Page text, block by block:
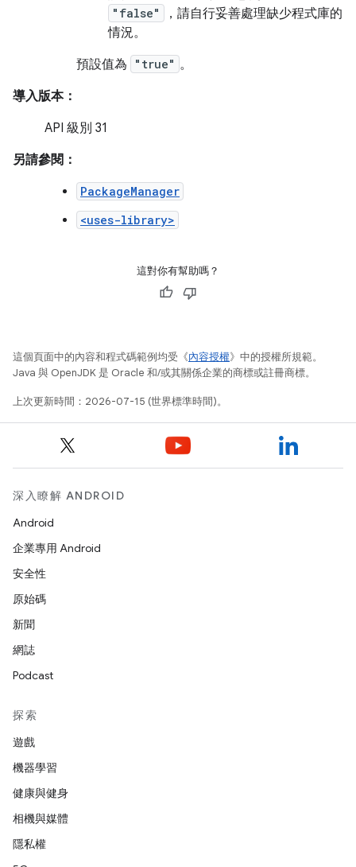
"false"
，請自行妥善處理缺少程式庫的
情況。
預設值為
"true" 。
導入版本：
API 級別 31
另請參閱：
PackageManager
<uses-library>
這對你有幫助嗎？
這個頁面中的內容和程式碼範例均受《內容授權》中的授權所規範。
Java 與 OpenJDK 是 Oracle 和/或其關係企業的商標或註冊商標。
上次更新時間：2026-07-15 (世界標準時間)。
深入瞭解 ANDROID
Android
企業專用 Android
安全性
原始碼
新聞
網誌
Podcast
探索
遊戲
機器學習
健康與健身
相機與媒體
隱私權